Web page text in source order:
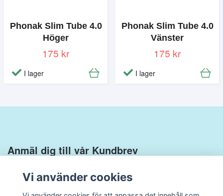
Phonak Slim Tube 4.0
Höger
175 kr
I lager
Phonak Slim Tube 4.0
Vänster
175 kr
I lager
Anmäl dig till vår Kundbrev
Vi använder cookies